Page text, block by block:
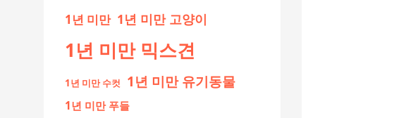
1년 미만 1년 미만 고양이
1년 미만 믹스견
1년 미만 수컷 1년 미만 유기동물
1년 미만 푸들